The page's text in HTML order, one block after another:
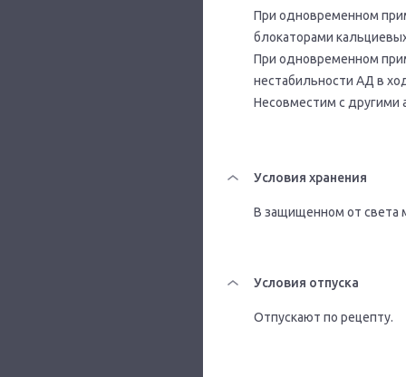
При одновременном
блокаторами
При одновременном
нестабильности АД в
Несовместим с другими
Условия хранения
В защищенном от света
Условия отпуска
Отпускают по рецепту.